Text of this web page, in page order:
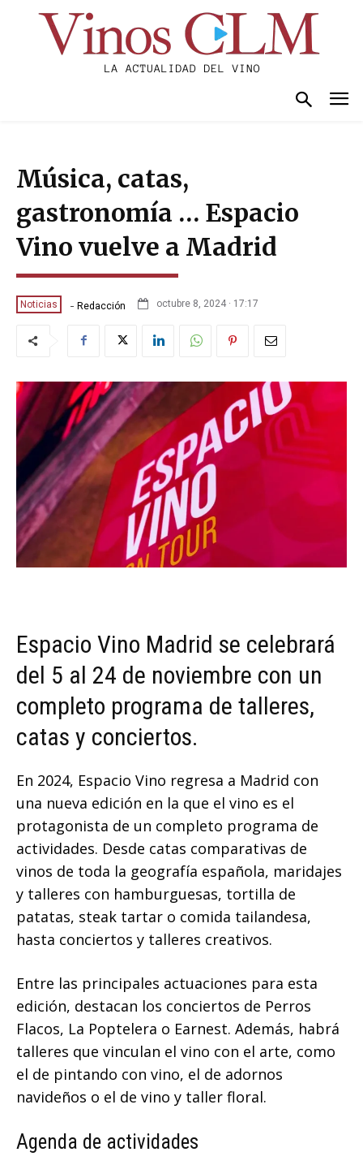
Música, catas,
gastronomía … Espacio
Vino vuelve a Madrid
Noticias - Redacción octubre 8, 2024 · 17:17
Espacio Vino Madrid se celebrará
del 5 al 24 de noviembre con un
completo programa de talleres,
catas y conciertos.
En 2024, Espacio Vino regresa a Madrid con
una nueva edición en la que el vino es el
protagonista de un completo programa de
actividades. Desde catas comparativas de
vinos de toda la geografía española, maridajes
y talleres con hamburguesas, tortilla de
patatas, steak tartar o comida tailandesa,
hasta conciertos y talleres creativos.
Entre las principales actuaciones para esta
edición, destacan los conciertos de Perros
Flacos, La Poptelera o Earnest. Además, habrá
talleres que vinculan el vino con el arte, como
el de pintando con vino, el de adornos
navideños o el de vino y taller floral.
Agenda de actividades